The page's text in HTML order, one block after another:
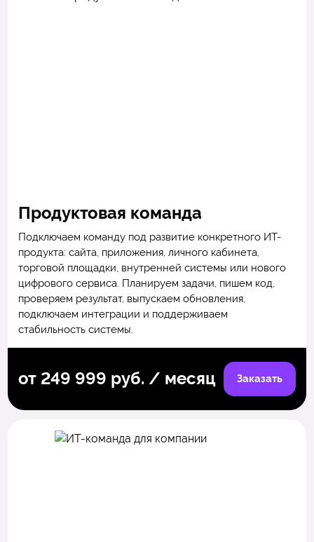
Продуктовая команда
Подключаем команду под развитие конкретного ИТ-
продукта: сайта, приложения, личного кабинета,
торговой площадки, внутренней системы или нового
цифрового сервиса. Планируем задачи, пишем код,
проверяем результат, выпускаем обновления,
подключаем интеграции и поддерживаем
стабильность системы.
от 249 999 руб. / месяц Заказать